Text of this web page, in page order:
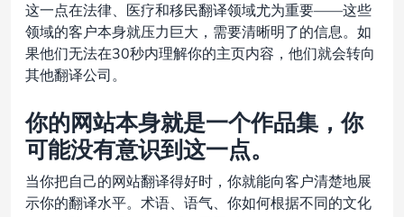
这一点在法律、医疗和移民翻译领域尤为重要——这些
领域的客户本身就压力巨大，需要清晰明了的信息。如
果他们无法在30秒内理解你的主页内容，他们就会转向
其他翻译公司。
你的网站本身就是一个作品集，你
可能没有意识到这一点。
当你把自己的网站翻译得好时，你就能向客户清楚地展
示你的翻译水平。术语、语气、你如何根据不同的文化